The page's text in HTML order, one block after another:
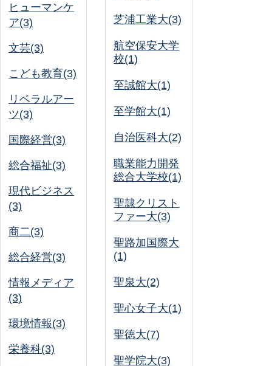
ヒューマンケ
ア(3)
文芸(3)
こども教育(3)
リベラルアー
ツ(3)
国際経営(3)
総合福祉(3)
現代ビジネス
(3)
商二(3)
総合経営(3)
情報メディア
(3)
環境情報(3)
栄養科(3)
芝浦工業大(3)
航空保安大学
校(1)
至誠館大(1)
至学館大(1)
自治医科大(2)
職業能力開発
総合大学校(1)
聖隷クリスト
ファー大(3)
聖路加国際大
(1)
聖泉大(2)
聖心女子大(1)
聖徳大(7)
聖学院大(3)